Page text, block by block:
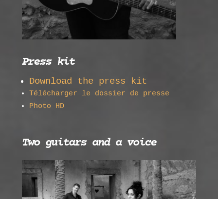
Press kit
Download the press kit
Télécharger le dossier de presse
Photo HD
Two guitars and a voice